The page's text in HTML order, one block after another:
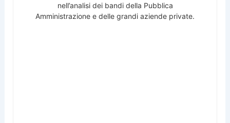
nell’analisi dei bandi della Pubblica
Amministrazione e delle grandi aziende private.